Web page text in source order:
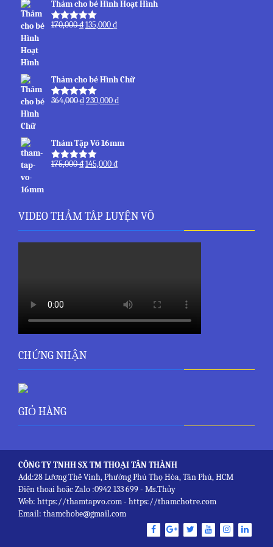
Thảm cho bé Hình Hoạt Hình
Được xếp
170,000₫135,000₫
Thảm cho bé Hình Chữ
Được xếp
364,000₫230,000₫
Thảm Tập Võ 16mm
Được xếp
175,000₫145,000₫
VIDEO THẢM TÂP LUYỆN VÕ
CHỨNG NHẬN
GIỎ HÀNG
CÔNG TY TNHH SX TM THOẠI TÂN THÀNH
Add:28 Lương Thế Vinh, Phường Phú Thọ Hòa, Tân Phú, HCM
Điện thoại hoặc Zalo :0942 133 699 - Ms.Thủy
Web: https://thamtapvo.com - https://thamchotre.com
Email: thamchobe@gmail.com